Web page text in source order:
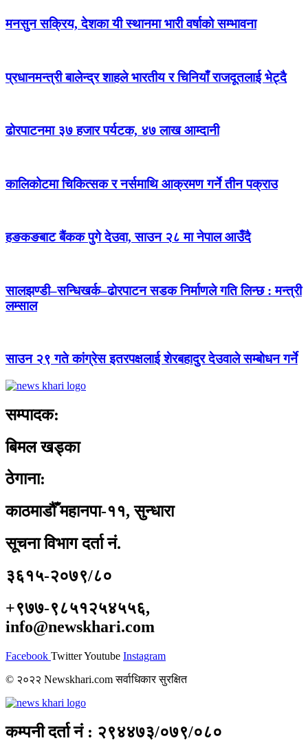
मनसुन सक्रिय, देशका यी स्थानमा भारी वर्षाको सम्भावना
प्रधानमन्त्री बालेन्द्र शाहले भारतीय र चिनियाँ राजदूतलाई भेट्दै
ढोरपाटनमा ३७ हजार पर्यटक, ४७ लाख आम्दानी
कालिकोटमा चिकित्सक र नर्समाथि आक्रमण गर्ने तीन पक्राउ
हङकङबाट बैंकक पुगे देउवा, साउन २८ मा नेपाल आउँदै
सालझण्डी–सन्धिखर्क–ढोरपाटन सडक निर्माणले गति लिन्छ : मन्त्री
लम्साल
साउन २९ गते कांग्रेस इतरपक्षलाई शेरबहादुर देउवाले सम्बोधन गर्ने
सम्पादक:
बिमल खड्का
ठेगाना:
काठमाडौँ महानपा-११, सुन्धारा
सूचना विभाग दर्ता नं.
३६१५-२०७९/८०
+९७७-९८५१२५४५५६,
info@newskhari.com
Facebook TwitterYoutube Instagram
© २०२२ Newskhari.com सर्वाधिकार सुरक्षित
कम्पनी दर्ता नं : २९४४७३/०७९/०८०